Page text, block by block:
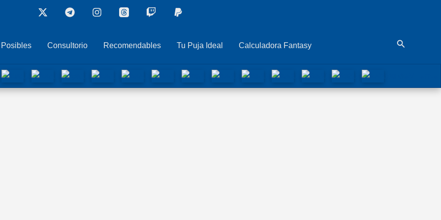
Consultorio Recomendables Tu Puja Ideal Calculadora Fantasy Buscar